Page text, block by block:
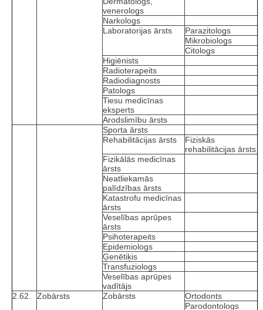
venerologs
Narkologs
Laboratorijas ārsts
Parazitologs
Mikrobiologs
Citologs
Higiēnists
Radioterapeits
Radiodiagnosts
Patologs
Tiesu medicīnas
eksperts
Arodslimību ārsts
Sporta ārsts
Rehabilitācijas ārsts
Fiziskās
rehabilitācijas ārsts
Fizikālās medicīnas
ārsts
Neatliekamās
palīdzības ārsts
Katastrofu medicīnas
ārsts
Veselības aprūpes
ārsts
Psihoterapeits
Epidemiologs
Ģenētiķis
Transfuziologs
Veselības aprūpes
vadītājs
2.62.
Zobārsts Zobārsts
Ortodonts
Parodontologs